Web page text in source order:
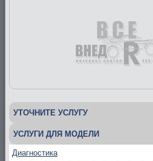
УТОЧНИТЕ УСЛУГУ
УСЛУГИ ДЛЯ МОДЕЛИ
Диагностика